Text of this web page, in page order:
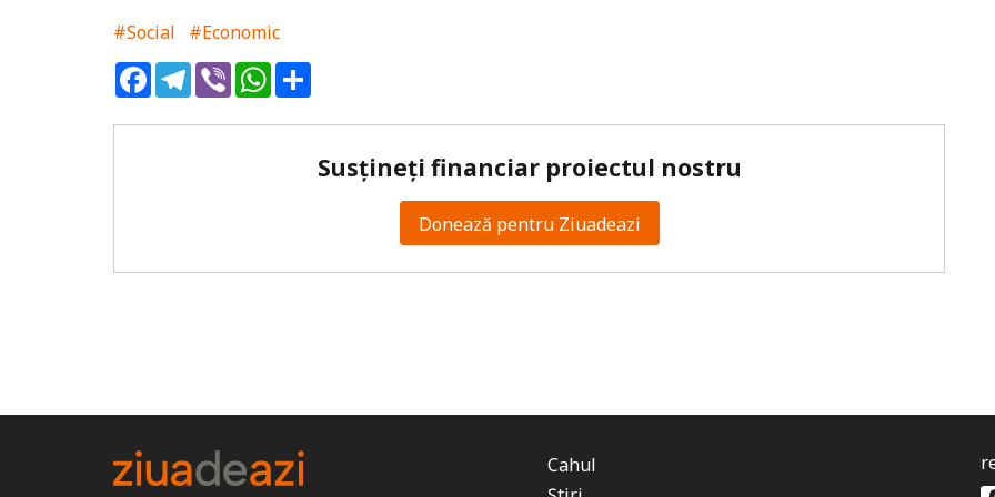
#Social
#Economic
FacebookTelegram
ViberWhatsApp
Susțineți financiar proiectul nostru
Donează pentru Ziuadeazi
Cahul